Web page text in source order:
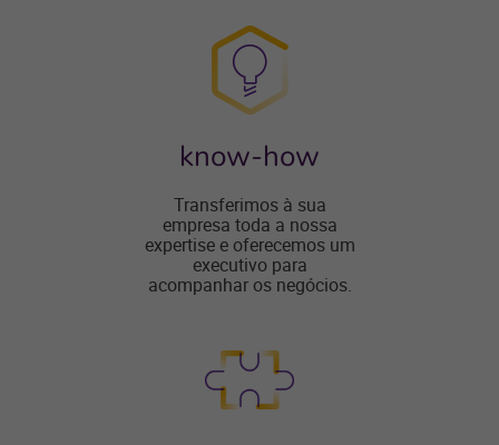
know-how
Transferimos à sua
empresa toda a nossa
expertise e oferecemos um
executivo para
acompanhar os negócios.